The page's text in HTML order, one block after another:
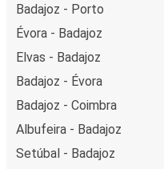
Badajoz - Porto
Évora - Badajoz
Elvas - Badajoz
Badajoz - Évora
Badajoz - Coimbra
Albufeira - Badajoz
Setúbal - Badajoz